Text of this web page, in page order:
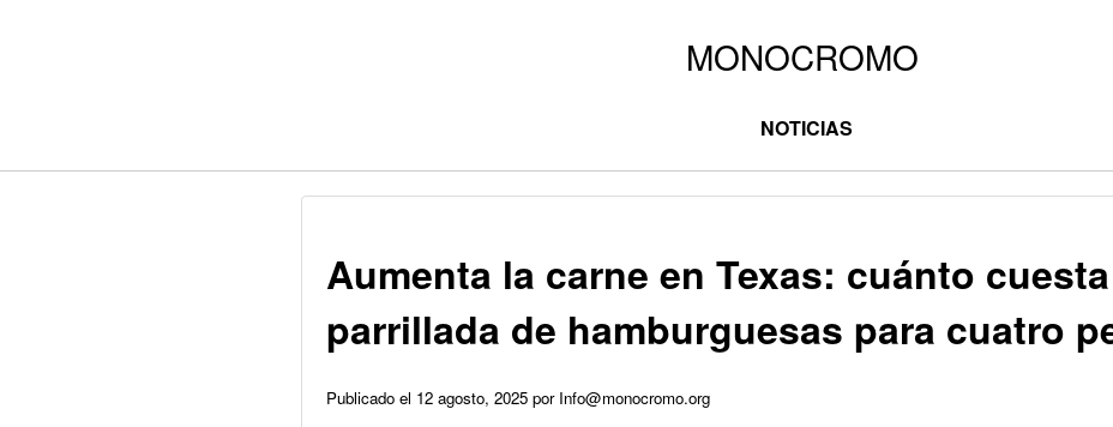
NOTICIAS
Aumenta la carne en Texas: cuánto
parrillada de hamburguesas para cuatro
Publicado el 12 agosto, 2025 por Info@monocromo.org